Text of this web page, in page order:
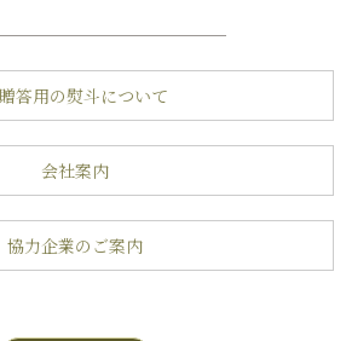
答用の熨斗について
会社案内
協力企業のご案内